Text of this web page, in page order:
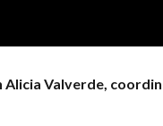
Valverde,